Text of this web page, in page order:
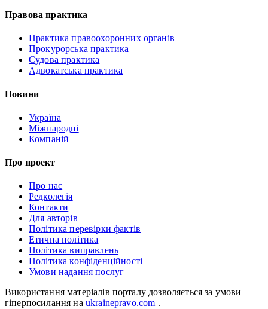
Правова практика
Практика правоохоронних органів
Прокурорська практика
Судова практика
Адвокатська практика
Новини
Україна
Міжнародні
Компаній
Про проект
Про нас
Редколегія
Контакти
Для авторів
Політика перевірки фактів
Етична політика
Політика виправлень
Політика конфіденційності
Умови надання послуг
Використання матеріалів порталу дозволяється за умови
гіперпосилання на ukrainepravo.com .